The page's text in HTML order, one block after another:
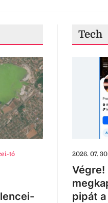
tó
Tech
2026. 07.
Végre!
pipát